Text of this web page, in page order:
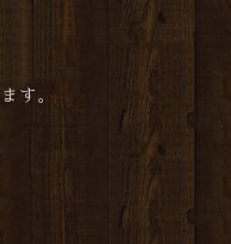
す。